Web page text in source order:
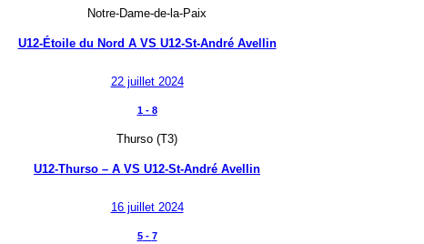
Notre-Dame-de-la-Paix
U12-Étoile du Nord AVS U12-St-André Avellin
22 juillet 2024
1- 8
Thurso (T3)
U12-Thurso – A VS U12-St-André Avellin
16 juillet 2024
5- 7